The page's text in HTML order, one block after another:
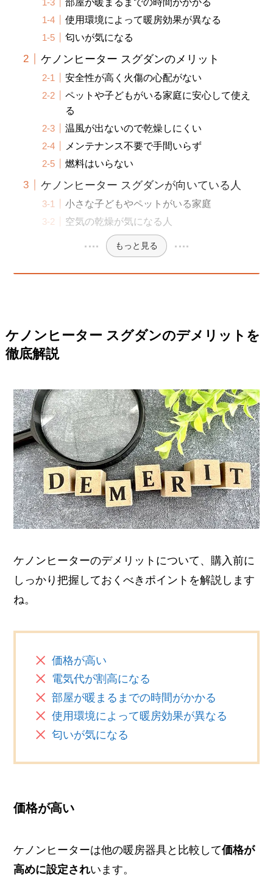
使用環境によって暖房効果が異なる
匂いが気になる
ケノンヒーター スグダンのメリット
安全性が高く火傷の心配がない
ペットや子どもがいる家庭に安心して使え
る
温風が出ないので乾燥しにくい
メンテナンス不要で手間いらず
燃料はいらない
ケノンヒーター スグダンが向いている人
小さな子どもやペットがいる家庭
空気の乾燥が気になる人
もっと見る
ケノンヒーター スグダンのデメリットを
徹底解説
ケノンヒーターのデメリットについて、購入前に
しっかり把握しておくべきポイントを解説します
ね。
価格が高い
電気代が割高になる
部屋が暖まるまでの時間がかかる
使用環境によって暖房効果が異なる
匂いが気になる
価格が高い
ケノンヒーターは他の暖房器具と比較して価格が
高めに設定されいます。